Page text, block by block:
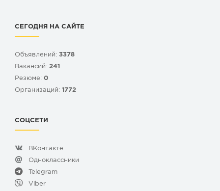
СЕГОДНЯ НА САЙТЕ
Объявлений: 3378
Вакансий: 241
Резюме: 0
Организаций: 1772
СОЦСЕТИ
ВКонтакте
Одноклассники
Telegram
Viber